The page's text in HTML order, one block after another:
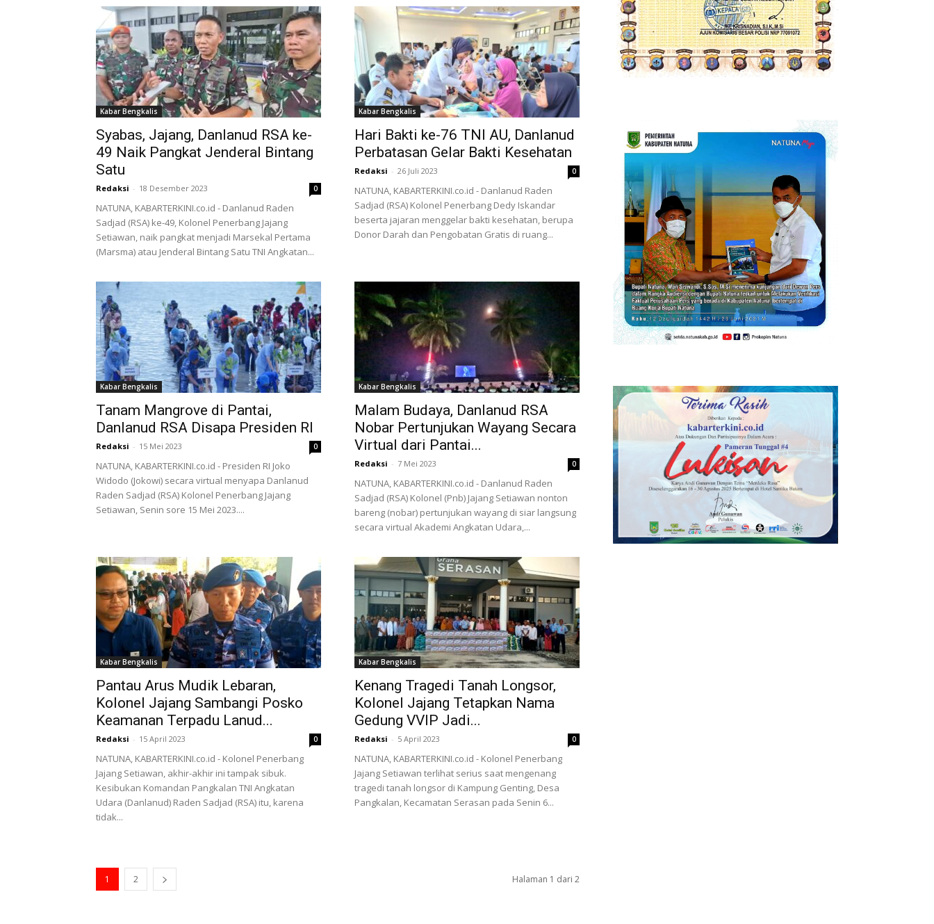
Kabar Bengkalis
Syabas, Jajang, Danlanud RSA ke-
49 Naik Pangkat Jenderal Bintang
Satu
Redaksi - 18 Desember 2023 0
NATUNA, KABARTERKINI.co.id - Danlanud Raden
Sadjad (RSA) ke-49, Kolonel Penerbang Jajang
Setiawan, naik pangkat menjadi Marsekal Pertama
(Marsma) atau Jenderal Bintang Satu TNI Angkatan...
Kabar Bengkalis
Hari Bakti ke-76 TNI AU, Danlanud
Perbatasan Gelar Bakti Kesehatan
Redaksi - 26 Juli 2023 0
NATUNA, KABARTERKINI.co.id - Danlanud Raden
Sadjad (RSA) Kolonel Penerbang Dedy Iskandar
beserta jajaran menggelar bakti kesehatan, berupa
Donor Darah dan Pengobatan Gratis di ruang...
Kabar Bengkalis
Tanam Mangrove di Pantai,
Danlanud RSA Disapa Presiden RI
Redaksi - 15 Mei 2023 0
NATUNA, KABARTERKINI.co.id - Presiden RI Joko
Widodo (Jokowi) secara virtual menyapa Danlanud
Raden Sadjad (RSA) Kolonel Penerbang Jajang
Setiawan, Senin sore 15 Mei 2023....
Kabar Bengkalis
Malam Budaya, Danlanud RSA
Nobar Pertunjukan Wayang Secara
Virtual dari Pantai...
Redaksi - 7 Mei 2023 0
NATUNA, KABARTERKINI.co.id - Danlanud Raden
Sadjad (RSA) Kolonel (Pnb) Jajang Setiawan nonton
bareng (nobar) pertunjukan wayang di siar langsung
secara virtual Akademi Angkatan Udara,...
Kabar Bengkalis
Pantau Arus Mudik Lebaran,
Kolonel Jajang Sambangi Posko
Keamanan Terpadu Lanud...
Redaksi - 15 April 2023 0
NATUNA, KABARTERKINI.co.id - Kolonel Penerbang
Jajang Setiawan, akhir-akhir ini tampak sibuk.
Kesibukan Komandan Pangkalan TNI Angkatan
Udara (Danlanud) Raden Sadjad (RSA) itu, karena
tidak...
Kabar Bengkalis
Kenang Tragedi Tanah Longsor,
Kolonel Jajang Tetapkan Nama
Gedung VVIP Jadi...
Redaksi - 5 April 2023 0
NATUNA, KABARTERKINI.co.id - Kolonel Penerbang
Jajang Setiawan terlihat serius saat mengenang
tragedi tanah longsor di Kampung Genting, Desa
Pangkalan, Kecamatan Serasan pada Senin 6...
1 2 Halaman 1 dari 2